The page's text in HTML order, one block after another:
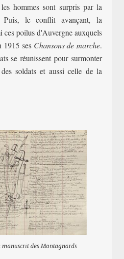
hommes sont surpris par la
Puis, le conflit avançant, la
ces poilus d'Auvergne auxquels
1915 ses Chansons de marche.
se réunissent pour surmonter
soldats et aussi celle de la
des Montagnards